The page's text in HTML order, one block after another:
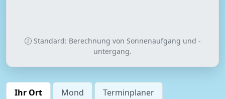
Standard: Berechnung von Sonnenaufgang und -
untergang.
Ihr Ort Mond
Terminplaner